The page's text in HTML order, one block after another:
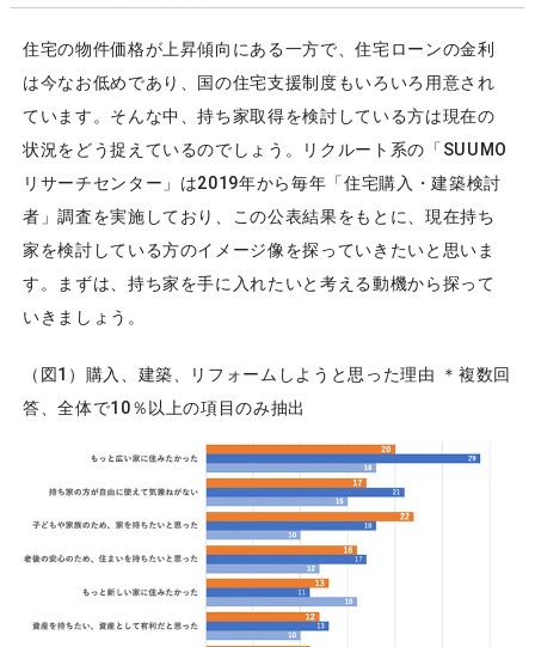
住宅の物件価格が上昇傾向にある一方で、住宅ローンの金利
は今なお低めであり、国の住宅支援制度もいろいろ用意され
ています。そんな中、持ち家取得を検討している方は現在の
状況をどう捉えているのでしょう。リクルート系の「SUUMO
リサーチセンター」は2019年から毎年「住宅購入・建築検討
者」調査を実施しており、この公表結果をもとに、現在持ち
家を検討している方のイメージ像を探っていきたいと思いま
す。まずは、持ち家を手に入れたいと考える動機から探って
いきましょう。
（図1）購入、建築、リフォームしようと思った理由 ＊複数回
答、全体で10％以上の項目のみ抽出